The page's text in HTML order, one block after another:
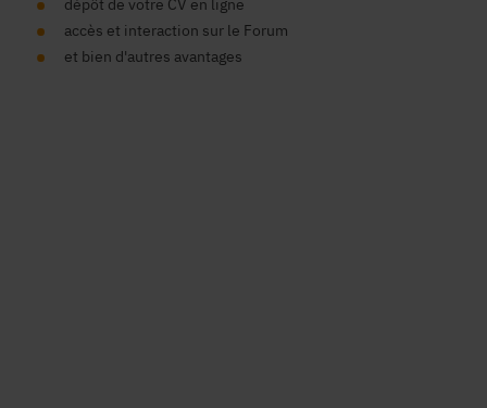
dépôt de votre CV en ligne
accès et interaction sur le Forum
et bien d'autres avantages